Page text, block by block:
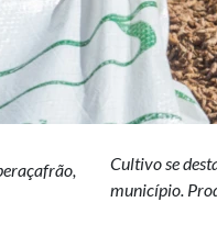
Cultivo se
município.